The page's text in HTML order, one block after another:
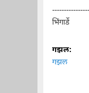
भिंगार्डे
गझल:
गझल